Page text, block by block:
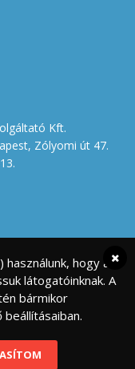
Kft.
Zólyomi út 47.
hogy a
látogatóinknak. A
bármikor